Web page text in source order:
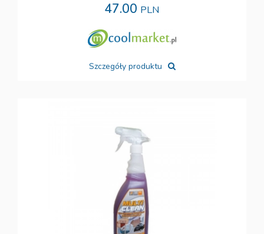
47.00 PLN
Szczegóły produktu